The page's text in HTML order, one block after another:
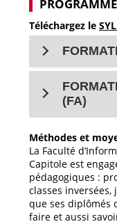
Téléchargez le
(FA)
Méthodes et
La Faculté
Capitole est
pédagogiques :
classes
que ses diplômés
faire et aussi